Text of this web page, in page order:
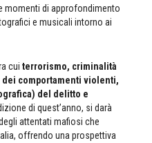
momenti di approfondimento
e musicali intorno ai
cui terrorismo, criminalità
comportamenti violenti,
del delitto e
di quest’anno, si darà
attentati mafiosi che
offrendo una prospettiva